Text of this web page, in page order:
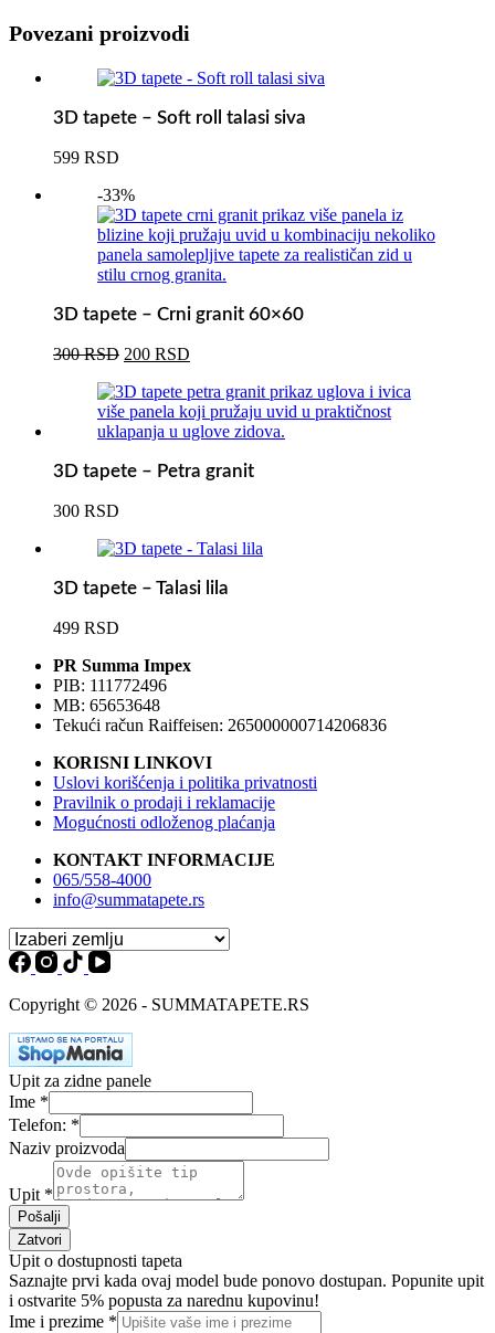
Povezani proizvodi
3D tapete – Soft roll talasi siva
599 RSD
-33%
3D tapete – Crni granit 60×60
300RSD Originalna
je
bila:
300 RSD.
200 RSD
je:
200 RSD.
3D tapete – Petra granit
300 RSD
3D tapete – Talasi lila
499 RSD
PR Summa Impex
PIB: 111772496
MB: 65653648
Tekući račun Raiffeisen: 265000000714206836
KORISNI LINKOVI
Uslovi korišćenja i politika privatnosti
Pravilnik o prodaji i reklamacije
Mogućnosti odloženog plaćanja
KONTAKT INFORMACIJE
065/558-4000
info@summatapete.rs
Copyright © 2026 - SUMMATAPETE.RS
Upit za zidne panele
Ime *
Telefon: *
Naziv proizvoda
Upit *
Pošalji
Zatvori
Upit o dostupnosti tapeta
Saznajte prvi kada ovaj model bude ponovo dostupan. Popunite upit
i ostvarite 5% popusta za narednu kupovinu!
Ime i prezime *